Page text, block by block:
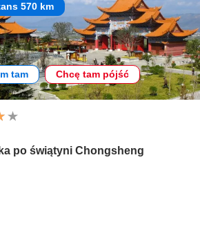
570 km
tam Chcę tam pójść
po świątyni Chongsheng